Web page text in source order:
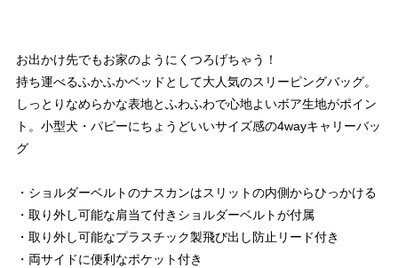
お出かけ先でもお家のようにくつろげちゃう！
持ち運べるふかふかベッドとして大人気のスリーピングバッグ。
しっとりなめらかな表地とふわふわで心地よいボア生地がポイン
ト。小型犬・パピーにちょうどいいサイズ感の4wayキャリーバッ
グ
・ショルダーベルトのナスカンはスリットの内側からひっかける
・取り外し可能な肩当て付きショルダーベルトが付属
・取り外し可能なプラスチック製飛び出し防止リード付き
・両サイドに便利なポケット付き